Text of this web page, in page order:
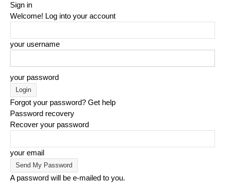
Sign in
Welcome! Log into your account
your username
your password
Forgot your password? Get help
Password recovery
Recover your password
your email
A password will be e-mailed to you.